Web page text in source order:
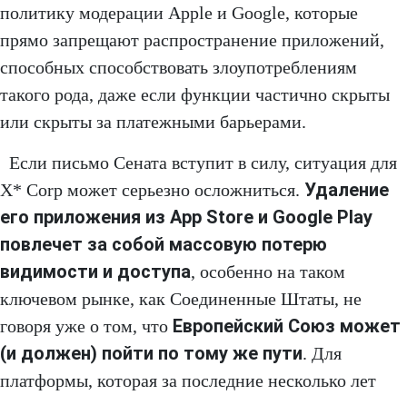
политику модерации Apple и Google, которые
прямо запрещают распространение приложений,
способных способствовать злоупотреблениям
такого рода, даже если функции частично скрыты
или скрыты за платежными барьерами.
Если письмо Сената вступит в силу, ситуация для
X* Corp может серьезно осложниться. Удаление
его приложения из App Store и Google Play
повлечет за собой массовую потерю
видимости и доступа, особенно на таком
ключевом рынке, как Соединенные Штаты, не
говоря уже о том, что Европейский Союз может
(и должен) пойти по тому же пути. Для
платформы, которая за последние несколько лет